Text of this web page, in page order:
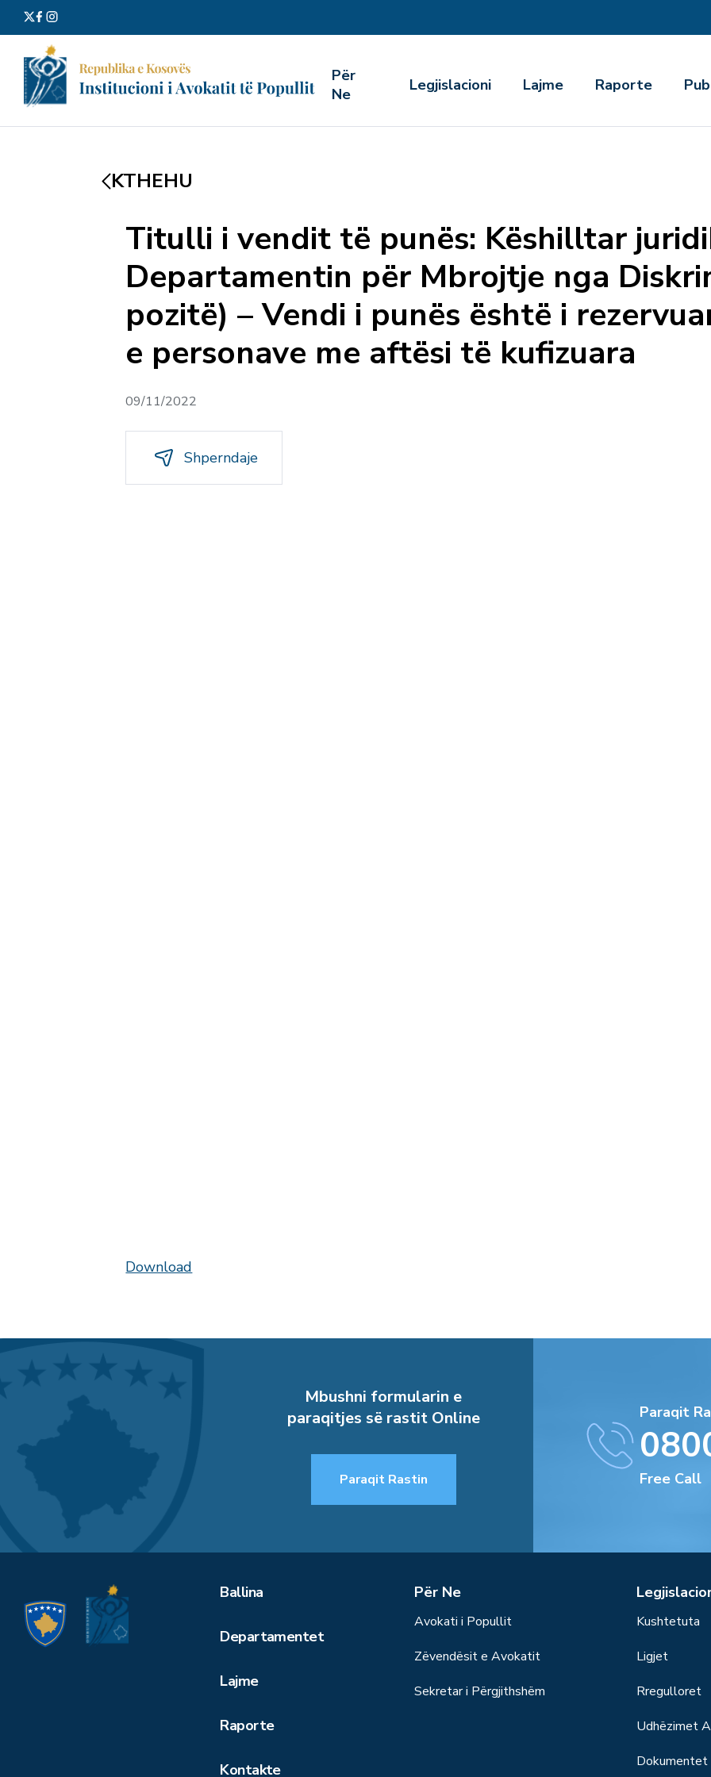
Për
Ne
Legjislacioni Lajme Raporte
KTHEHU
Titulli i vendit të punës: Këshilltar
Departamentin për Mbrojtje nga
pozitë) – Vendi i punës është i
e personave me aftësi të kufizuara
09/11/2022
Shperndaje
Download
Mbushni formularin e
paraqitjes së rastit Online
Paraqit Rastin
Paraqit
Free Call
Ballina
Departamentet
Lajme
Raporte
Kontakte
Për Ne
Avokati i Popullit
Zëvendësit e Avokatit
Sekretar i Përgjithshëm
Kushtetuta
Ligjet
Rregulloret
Udhëzimet